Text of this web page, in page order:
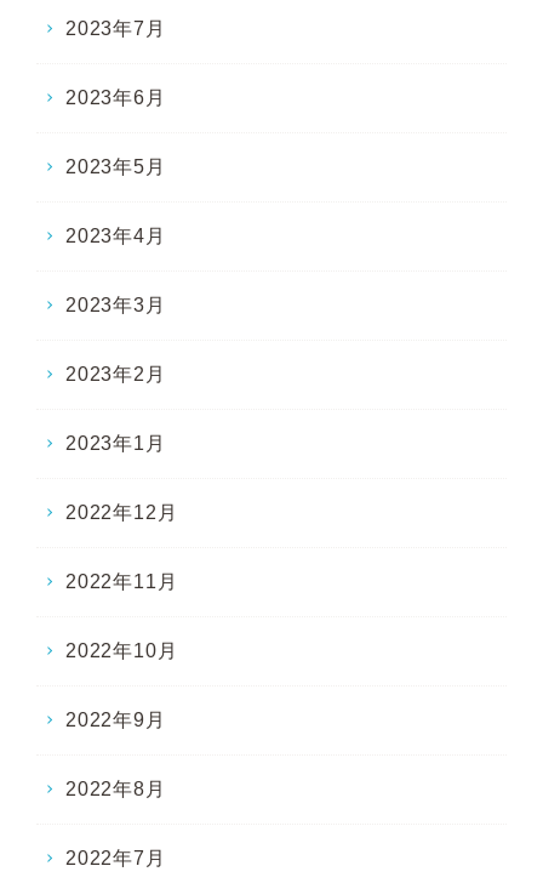
2023年7月
2023年6月
2023年5月
2023年4月
2023年3月
2023年2月
2023年1月
2022年12月
2022年11月
2022年10月
2022年9月
2022年8月
2022年7月